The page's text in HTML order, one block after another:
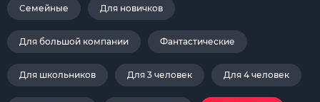
Семейные Для новичков
Для большой компании Фантастические
Для школьников Для 3 человек Для 4 человек